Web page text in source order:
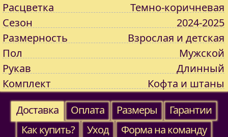
Расцветка
Темно-коричневая
Сезон
2024-2025
Размерность
Взрослая и детская
Пол
Мужской
Рукав
Длинный
Комплект
Кофта и штаны
Доставка
Оплата Размеры
Гарантии
Как купить?
Уход
Форма на команду